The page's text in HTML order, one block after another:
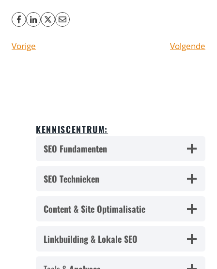
Vorige Volgende
KENNISCENTRUM:
SEO Fundamenten
SEO Technieken
Content & Site Optimalisatie
Linkbuilding & Lokale SEO